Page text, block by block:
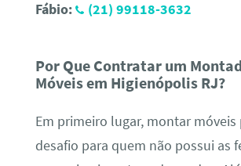
Fábio:
(21) 99118-3632
Por Que Contratar um
Móveis em Higienópolis RJ?
Em primeiro lugar, montar móveis
desafio para quem não possui as